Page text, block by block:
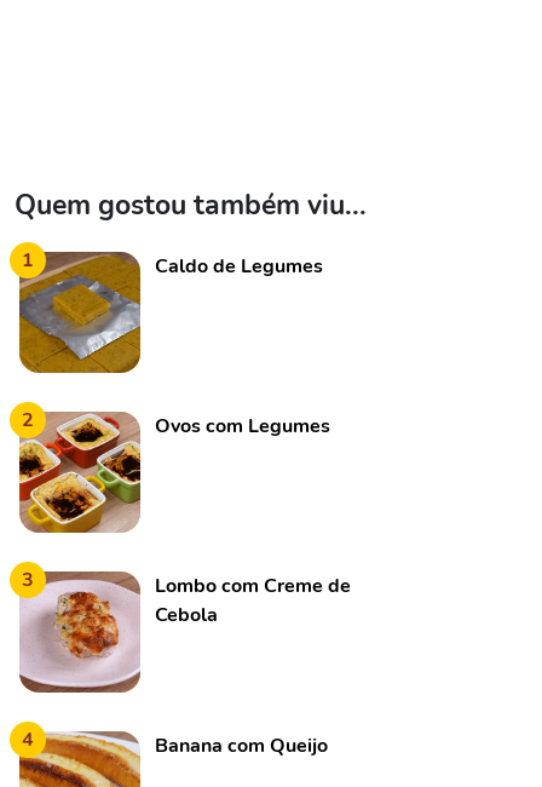
Quem gostou também viu...
1 Caldo de Legumes
2 Ovos com Legumes
3
Lombo com Creme de
Cebola
4 Banana com Queijo